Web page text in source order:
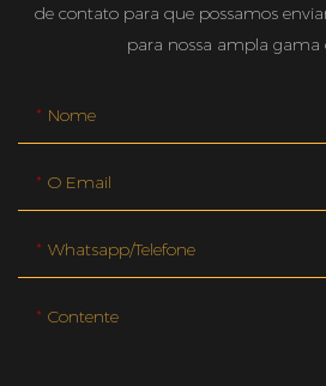
de contato para que possamos
para nossa ampla gama
Nome
O Email
Whatsapp/telefone
Contente